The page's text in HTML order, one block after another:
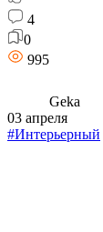
4
0
995
Geka
03 апреля
#Интерьерный